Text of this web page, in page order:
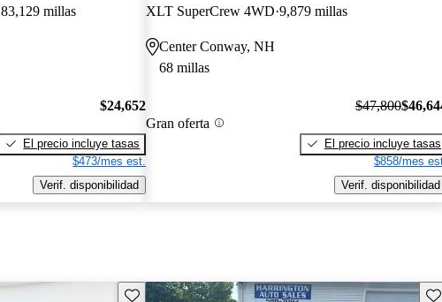
83,129 millas
$24,652
El precio incluye tasas
$473/mes est.
Verif. disponibilidad
XLT SuperCrew 4WD 9,879 millas
Center Conway, NH
68 millas
Gran oferta
$47,800
El precio incluye tasas
$858/mes
Verif. disponibilidad
Guarda este Aviso